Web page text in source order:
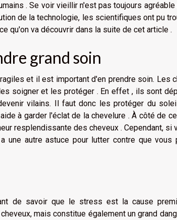
. Se voir vieillir n'est pas toujours agréable
de la technologie, les scientifiques ont pu
qu'on va découvrir dans la suite de cet article .
grand soin
et il est important d'en prendre soin. Les
soigner et les protéger . En effet , ils sont
vilains. Il faut donc les protéger du
à garder l'éclat de la chevelure . À côté de
resplendissante des cheveux . Cependant, si
une autre astuce pour lutter contre que vous
de savoir que le stress est la cause
mais constitue également un grand